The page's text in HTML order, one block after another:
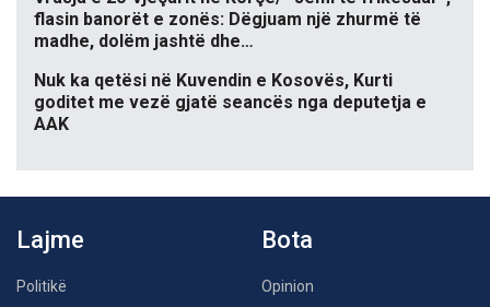
flasin banorët e zonës: Dëgjuam një zhurmë të
madhe, dolëm jashtë dhe…
Nuk ka qetësi në Kuvendin e Kosovës, Kurti
goditet me vezë gjatë seancës nga deputetja e
AAK
Lajme
Politikë
Bota
Opinion